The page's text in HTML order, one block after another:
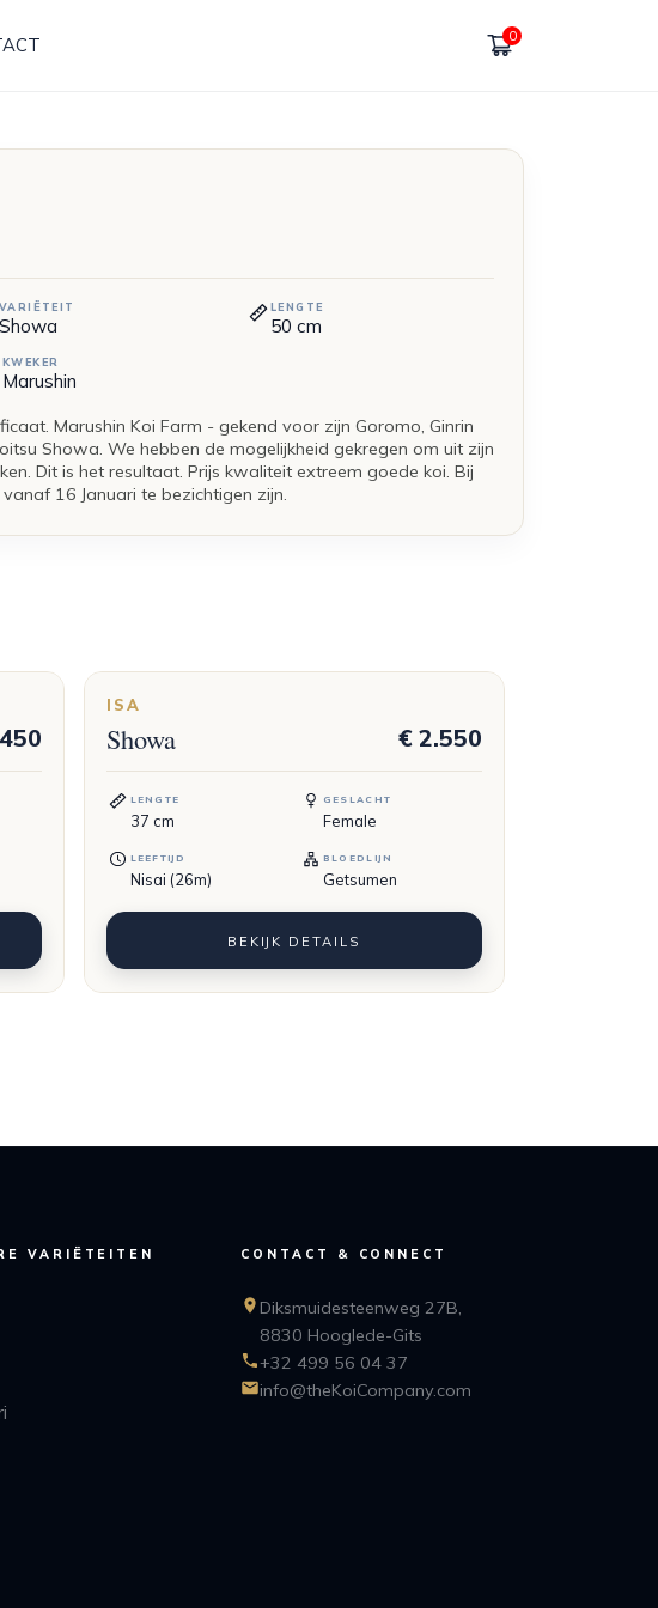
0
VARIËTEIT
Showa
LENGTE
50 cm
KWEKER
Marushin
Marushin Koi Farm - gekend voor zijn Goromo, Ginrin
Showa. We hebben de mogelijkheid gekregen om uit zijn
Dit is het resultaat. Prijs kwaliteit extreem goede koi. Bij
16 Januari te bezichtigen zijn.
ISA
Showa € 2.550
LENGTE
37 cm
GESLACHT
Female
LEEFTIJD
Nisai (26m)
BLOEDLIJN
Getsumen
BEKIJK DETAILS
VARIËTEITEN CONTACT & CONNECT
Diksmuidesteenweg 27B,
8830 Hooglede-Gits
+32 499 56 04 37
info@theKoiCompany.com